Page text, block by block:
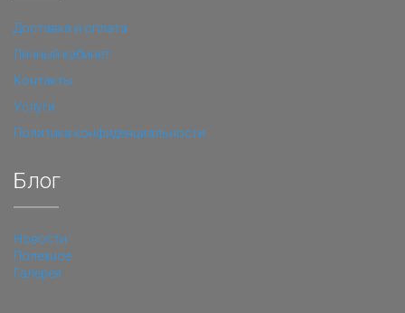
Доставка и оплата
Личный кабинет
Контакты
Услуги
Политика конфиденциальности
Блог
Новости
Полезное
Галерея